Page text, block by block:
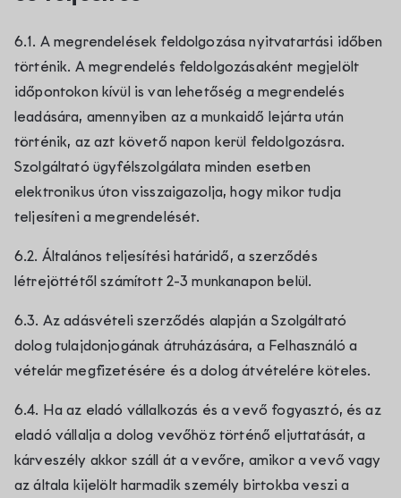
6.1. A megrendelések feldolgozása nyitvatartási időben
történik. A megrendelés feldolgozásaként megjelölt
időpontokon kívül is van lehetőség a megrendelés
leadására, amennyiben az a munkaidő lejárta után
történik, az azt követő napon kerül feldolgozásra.
Szolgáltató ügyfélszolgálata minden esetben
elektronikus úton visszaigazolja, hogy mikor tudja
teljesíteni a megrendelését.
6.2. Általános teljesítési határidő, a szerződés
létrejöttétől számított 2-3 munkanapon belül.
6.3. Az adásvételi szerződés alapján a Szolgáltató
dolog tulajdonjogának átruházására, a Felhasználó a
vételár megfizetésére és a dolog átvételére köteles.
6.4. Ha az eladó vállalkozás és a vevő fogyasztó, és az
eladó vállalja a dolog vevőhöz történő eljuttatását, a
kárveszély akkor száll át a vevőre, amikor a vevő vagy
az általa kijelölt harmadik személy birtokba veszi a